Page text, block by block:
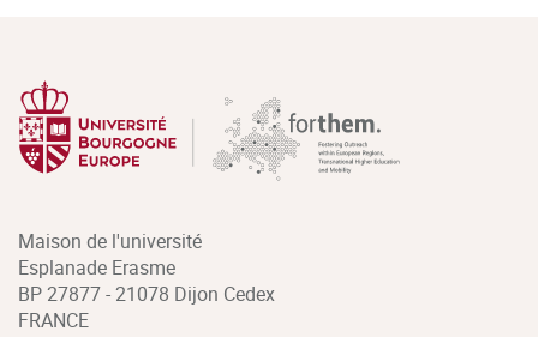
Maison de l'université
Esplanade Erasme
BP 27877 - 21078 Dijon Cedex
FRANCE